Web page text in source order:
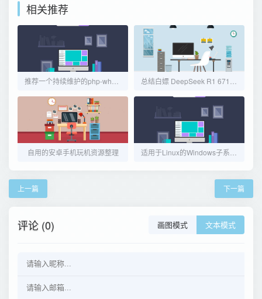
相关推荐
自用的安卓手机玩机资源整理
上一篇 下一篇
评论 (0) 画图模式 文本模式